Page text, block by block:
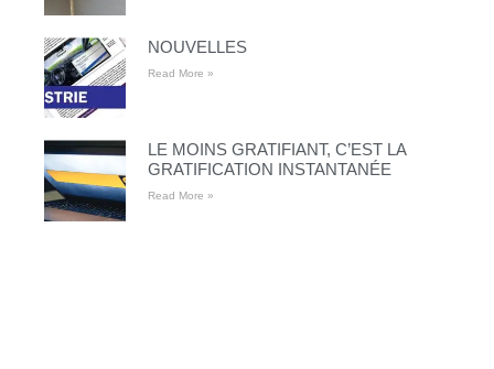
NOUVELLES
Read More »
LE MOINS GRATIFIANT, C’EST LA
GRATIFICATION INSTANTANÉE
Read More »